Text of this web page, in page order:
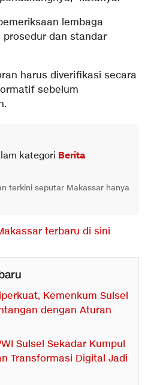
lembaga
dan standar
harus diverifikasi secara
sebelum
kategori Berita
terkini seputar Makassar hanya
terbaru di sini
Kemenkum Sulsel
dengan Aturan
Sulsel Sekadar Kumpul
Transformasi Digital Jadi